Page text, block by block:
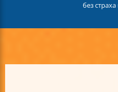
без